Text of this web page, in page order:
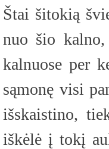
Štai šitokią
nuo šio
kalnuose per
sąmonę visi
išskaistino,
iškėlė į tokį